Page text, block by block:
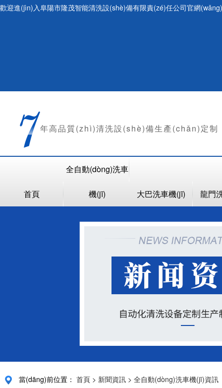
歡迎進(jìn)入阜陽市隆茂智能清洗設(shè)備有限責(zé)任公司官網
年高品質(zhì)清洗設(shè)備生產(chǎn)定制
首頁
全自動(dòng)洗車
機(jī) 大巴洗車機(jī) 龍門
當(dāng)前位置： 首頁 > 新聞資訊 > 全自動(dòng)洗車機(jī)資訊